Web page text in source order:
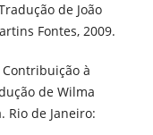
de João
Fontes, 2009.
Contribuição à
de Wilma
Rio de Janeiro: